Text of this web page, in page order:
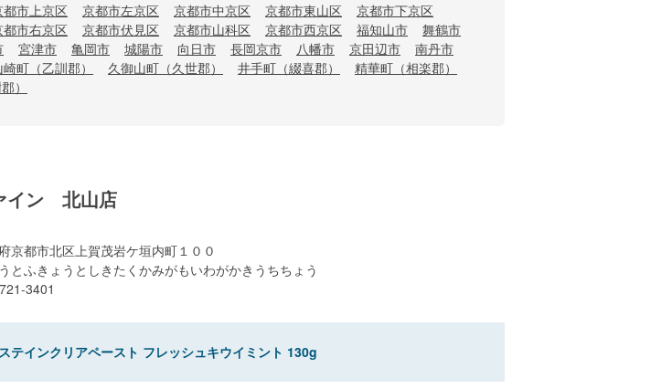
都市上京区 京都市左京区 京都市中京区 京都市東山区
京都市下京区
都市右京区 京都市伏見区 京都市山科区 京都市西京区 福知山市
舞鶴市
宮津市 亀岡市 城陽市 向日市 長岡京市 八幡市 京田辺市
南丹市
町（乙訓郡） 久御山町（久世郡） 井手町（綴喜郡）
精華町（相楽郡）
）
イン 北山店
京都市北区上賀茂岩ケ垣内町１００
とふきょうとしきたくかみがもいわがかきうちちょう
3401
テインクリアペースト フレッシュキウイミント 130g